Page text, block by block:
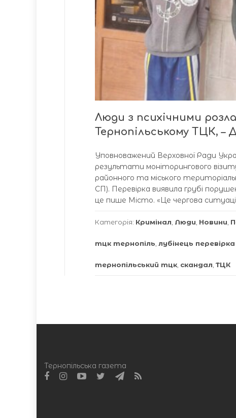
Люди з психічними
Тернопільському ТЦК, –
Уповноважений Верховної Ради
результати моніторингового
районного та міського
СП). Перевірка виявила грубі
це пише Місто. «Це чергова
Категорія: Кримінал Люди Новини
тцк тернопіль лубінець
тернопільський тцк скандал ТЦК
Тернопільська газета